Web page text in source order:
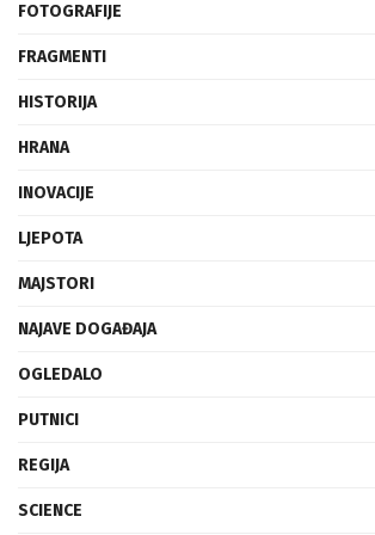
FOTOGRAFIJE
FRAGMENTI
HISTORIJA
HRANA
INOVACIJE
LJEPOTA
MAJSTORI
NAJAVE DOGAĐAJA
OGLEDALO
PUTNICI
REGIJA
SCIENCE